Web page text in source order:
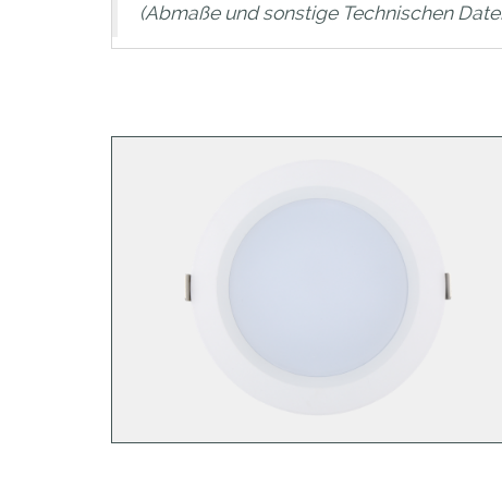
(Abmaße und sonstige Technischen